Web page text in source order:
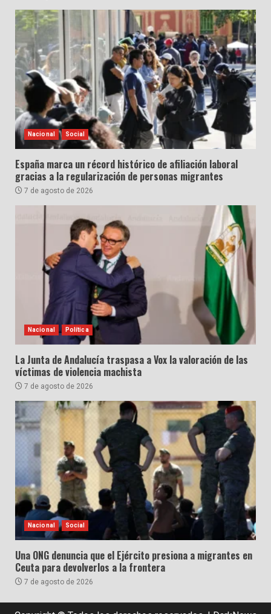
Nacional Social
España marca un récord histórico de afiliación laboral
gracias a la regularización de personas migrantes
7 de agosto de 2026
Nacional Política
La Junta de Andalucía traspasa a Vox la valoración de las
víctimas de violencia machista
7 de agosto de 2026
Nacional Social
Una ONG denuncia que el Ejército presiona a migrantes en
Ceuta para devolverlos a la frontera
7 de agosto de 2026